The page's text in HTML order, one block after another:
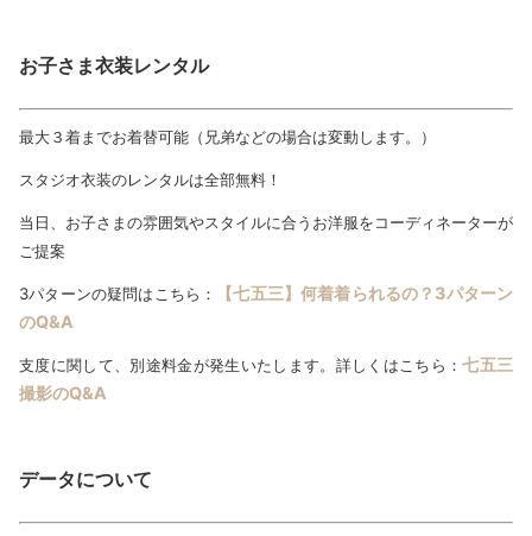
お子さま衣装レンタル
最大３着までお着替可能（兄弟などの場合は変動します。）
スタジオ衣装のレンタルは全部無料！
当日、お子さまの雰囲気やスタイルに合うお洋服をコーディネーターが
ご提案
3パターンの疑問はこちら：
【七五三】何着着られるの？3パターン
のQ&A
支度に関して、別途料金が発生いたします。詳しくはこちら：七五三
撮影のQ&A
データについて